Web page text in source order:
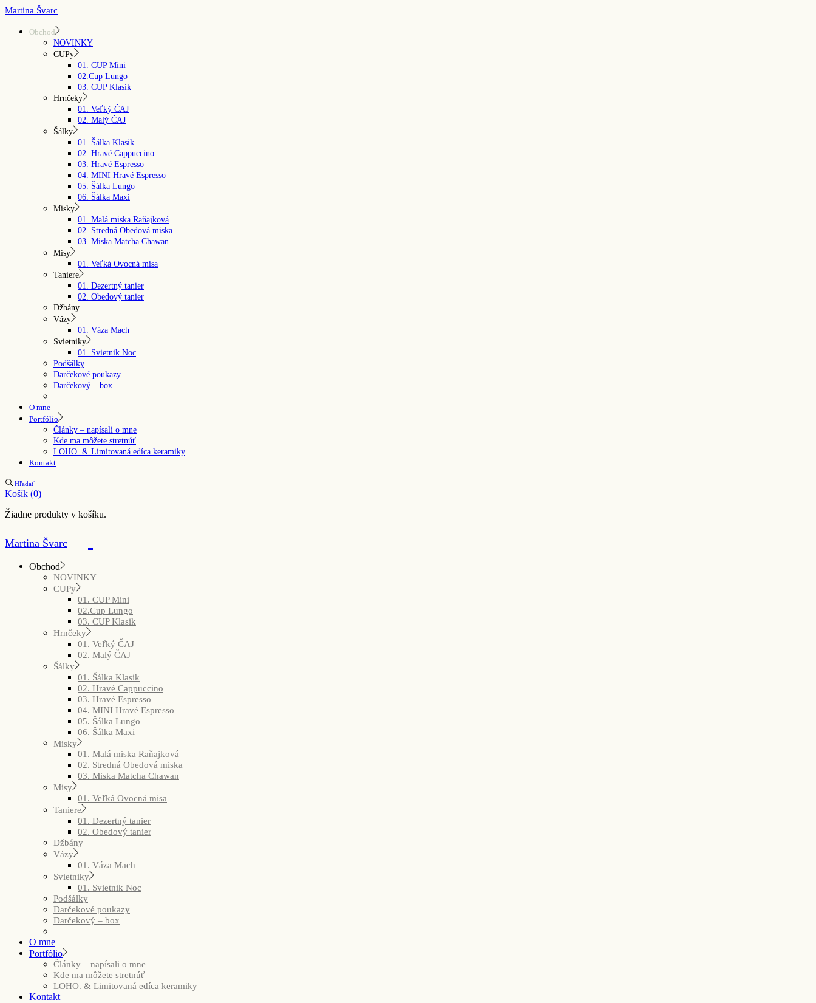
Skip
Martina Švarc
Obchod
NOVINKY
CUPy
01. CUP Mini
02.Cup Lungo
03. CUP Klasik
Hrnčeky
01. Veľký ČAJ
02. Malý ČAJ
Šálky
01. Šálka Klasik
02. Hravé Cappuccino
03. Hravé Espresso
04. MINI Hravé Espresso
05. Šálka Lungo
06. Šálka Maxi
Misky
01. Malá miska Raňajková
02. Stredná Obedová miska
03. Miska Matcha Chawan
Misy
01. Veľká Ovocná misa
Taniere
01. Dezertný tanier
02. Obedový tanier
Džbány
Vázy
01. Váza Mach
Svietniky
01. Svietnik Noc
Podšálky
Darčekové poukazy
Darčekový – box
O mne
Portfólio
Články – napísali o mne
Kde ma môžete stretnúť
LOHO. & Limitovaná edíca keramiky
Kontakt
Hľadať
Košík (0)
Žiadne produkty v košíku.
Martina Švarc
Obchod
NOVINKY
CUPy
01. CUP Mini
02.Cup Lungo
03. CUP Klasik
Hrnčeky
01. Veľký ČAJ
02. Malý ČAJ
Šálky
01. Šálka Klasik
02. Hravé Cappuccino
03. Hravé Espresso
04. MINI Hravé Espresso
05. Šálka Lungo
06. Šálka Maxi
Misky
01. Malá miska Raňajková
02. Stredná Obedová miska
03. Miska Matcha Chawan
Misy
01. Veľká Ovocná misa
Taniere
01. Dezertný tanier
02. Obedový tanier
Džbány
Vázy
01. Váza Mach
Svietniky
01. Svietnik Noc
Podšálky
Darčekové poukazy
Darčekový – box
O mne
Portfólio
Články – napísali o mne
Kde ma môžete stretnúť
LOHO. & Limitovaná edíca keramiky
Kontakt